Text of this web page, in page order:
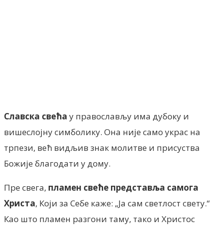
Славска свећа у православљу има дубоку и
вишеслојну симболику. Она није само украс на
трпези, већ видљив знак молитве и присуства
Божије благодати у дому.
Пре свега, пламен свеће представља самога
Христа, Који за Себе каже: „Ја сам светлост свету.“
Као што пламен разгони таму, тако и Христос